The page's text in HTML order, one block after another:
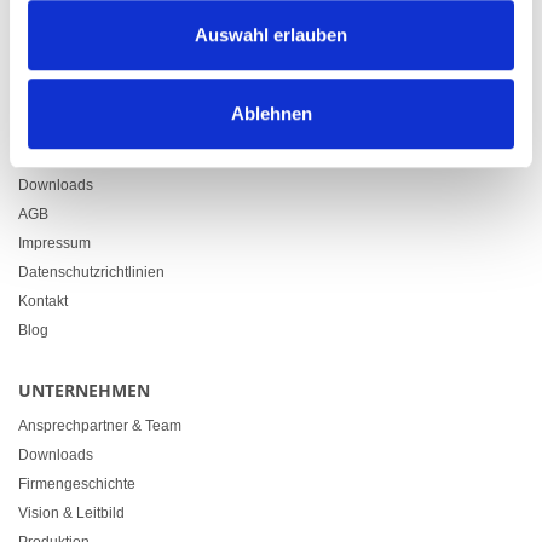
Auswahl erlauben
Ablehnen
Zürcherstrasse 37
LINKS
Downloads
AGB
Impressum
Datenschutzrichtlinien
Kontakt
Blog
UNTERNEHMEN
Ansprechpartner & Team
Downloads
Firmengeschichte
Vision & Leitbild